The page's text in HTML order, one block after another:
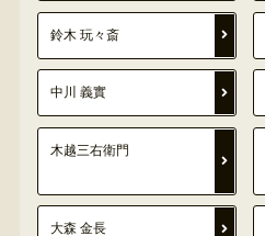
鈴木 玩々斎
中川 義實
木越三右衛門
大森 金長